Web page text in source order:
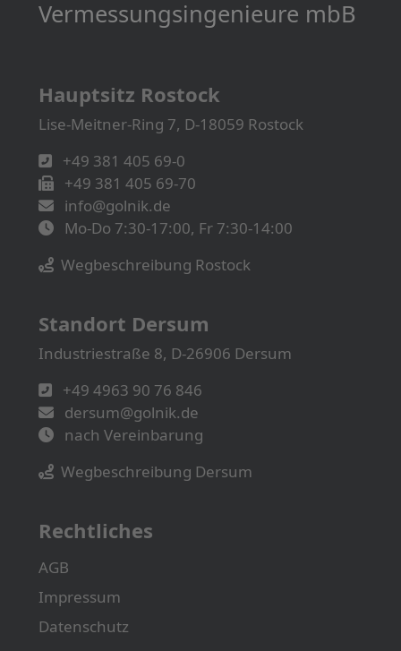
Vermessungs­­ingenieure mbB
Hauptsitz Rostock
Lise-Meitner-Ring 7, D-18059 Rostock
+49 381 405 69-0
+49 381 405 69-70
info@golnik.de
Mo-Do 7:30-17:00, Fr 7:30-14:00
Wegbeschreibung Rostock
Standort Dersum
Industriestraße 8, D-26906 Dersum
+49 4963 90 76 846
dersum@golnik.de
nach Vereinbarung
Wegbeschreibung Dersum
Rechtliches
AGB
Impressum
Datenschutz